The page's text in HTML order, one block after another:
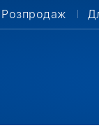
Розпродаж